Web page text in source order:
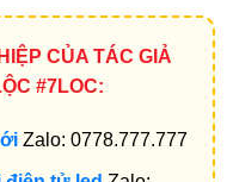
CỦA TÁC GIẢ
#7LOC:
Zalo: 0778.777.777